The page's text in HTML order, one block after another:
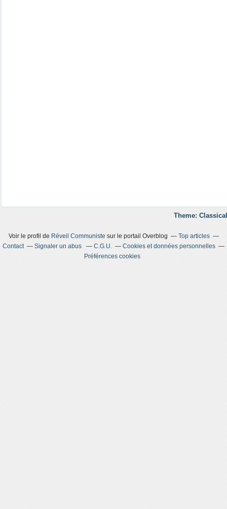
Theme:
Voir le profil de Réveil Communiste sur le portail Overblog
Top articles
Contact
Signaler un abus C.G.U.
Cookies et données personnelles
Préférences cookies